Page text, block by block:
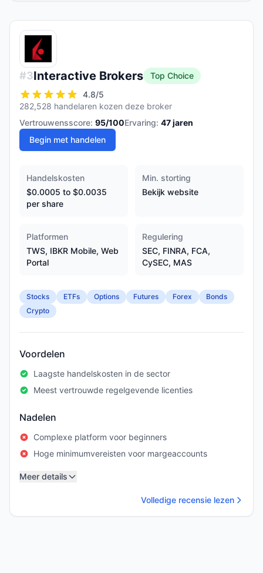
#3Interactive Brokers
Top Choice
4.8/5
282,528 handelaren kozen deze broker
Vertrouwensscore: 95/100Ervaring: 47jaren
Begin met handelen
Handelskosten
$0.0005 to $0.0035
per share
Min. storting
Bekijk website
Platformen
TWS, IBKR Mobile, Web
Portal
Regulering
SEC, FINRA, FCA,
CySEC, MAS
Stocks ETFs Options Futures Forex
Bonds
Crypto
Voordelen
Laagste handelskosten in de sector
Meest vertrouwde regelgevende licenties
Nadelen
Complexe platform voor beginners
Hoge minimumvereisten voor margeaccounts
Meer details
Volledige recensie lezen